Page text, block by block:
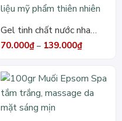
Gel tinh chất nước nha
đam không mùi – Nguyên
70.000₫ – 139.000₫Khoảng
đến
139.000₫